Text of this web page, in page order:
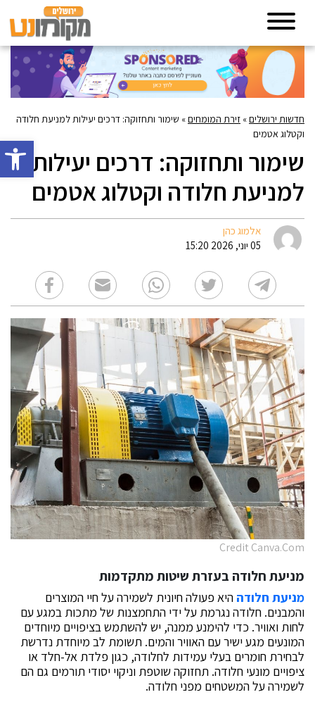
פתח
חדשות ירושלים» זירת המומחים» שימור ותחזוקה: דרכים יעילות למניעת חלודה
וקטלוג אטמים
שימור ותחזוקה: דרכים יעילות
למניעת חלודה וקטלוג אטמים
אלמוג כהן
05 יוני, 2026 15:20
Credit Canva.Com
מניעת חלודה בעזרת שיטות מתקדמות
מניעת חלודההיא פעולה חיונית לשמירה על חיי המוצרים
והמבנים. חלודה נגרמת על ידי התחמצנות של מתכות במגע עם
לחות ואוויר. כדי להימנע ממנה, יש להשתמש בציפויים מיוחדים
המונעים מגע ישיר עם האוויר והמים. תשומת לב מיוחדת נדרשת
לבחירת חומרים בעלי עמידות לחלודה, כגון פלדת אל-חלד או
ציפויים מונעי חלודה. תחזוקה שוטפת וניקוי יסודי תורמים גם הם
לשמירה על המשטחים מפני חלודה.